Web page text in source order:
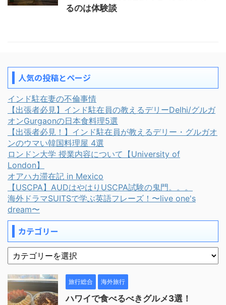
るのは体験談
人気の投稿とページ
インド駐在妻の不倫事情
【出張者必見】インド駐在員の教えるデリーDelhi/グルガ
オンGurgaonの日本食料理5選
【出張者必見！】インド駐在員が教えるデリー・グルガオ
ンのウマい韓国料理屋 4選
ロンドン大学 授業内容について【University of
London】
オアハカ滞在記 in Mexico
【USCPA】AUDはやはりUSCPA試験の鬼門。。。
海外ドラマSUITSで学ぶ英語フレーズ！〜live one's
dream〜
カテゴリー
旅行総合 海外旅行
ハワイで食べるべきグルメ3選！